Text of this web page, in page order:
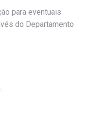
para eventuais
do Departamento